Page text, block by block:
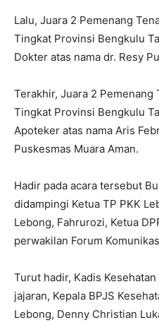
Lalu, Juara 2 Pemenang
Tingkat Provinsi Bengkulu
Dokter atas nama dr. Resy
Terakhir, Juara 2 Pemenang
Tingkat Provinsi Bengkulu
Apoteker atas nama Aris
Puskesmas Muara Aman.
Hadir pada acara tersebut
didampingi Ketua TP PKK
Lebong, Fahrurozi, Ketua
perwakilan Forum
Turut hadir, Kadis
jajaran, Kepala BPJS
Lebong, Denny Christian